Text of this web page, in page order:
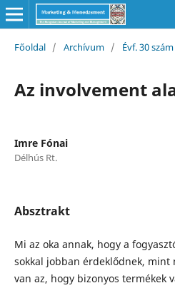
Főoldal / Archívum / Évf. 30
Az involvement
Imre Fónai
Délhús Rt.
Absztrakt
Mi az oka annak, hogy a
sokkal jobban érdeklődnek,
van az, hogy bizonyos termékek